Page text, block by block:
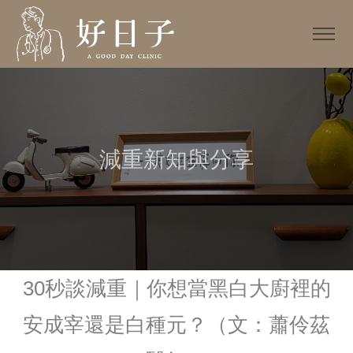
減重新知與分享
30秒談減重｜你想當黑白大廚裡的
安成宰還是白種元？（文：蕭伶茲